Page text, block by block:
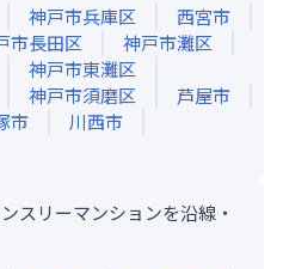
神戸市兵庫区
西宮市
市長田区
神戸市灘区
神戸市東灘区
神戸市須磨区
芦屋市
市
川西市
スリーマンションを沿線・